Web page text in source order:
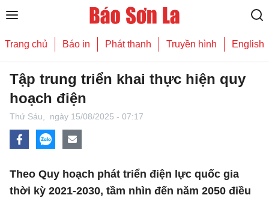
Trang chủ Báo in Phát thanh Truyền hình English
Tập trung triển khai thực hiện quy
hoạch điện
Thứ Sáu, ngày 15/08/2025 - 07:17
Theo Quy hoạch phát triển điện lực quốc gia
thời kỳ 2021-2030, tầm nhìn đến năm 2050 điều